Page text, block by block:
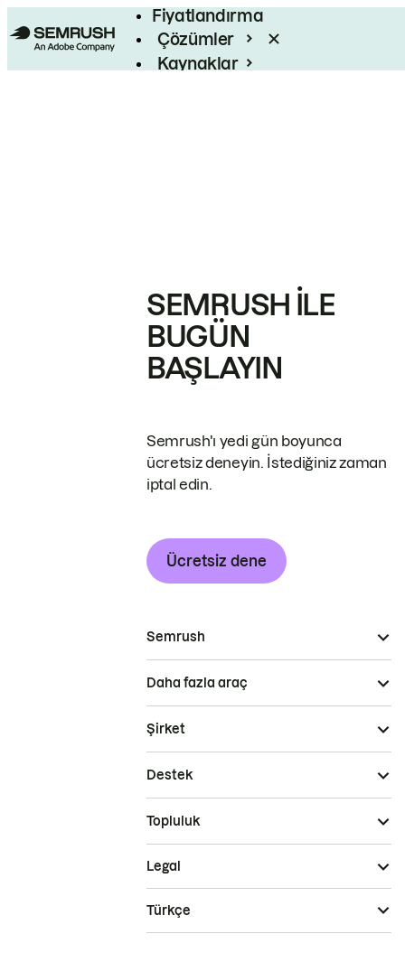
Fiyatlandırma
Çözümler
Kaynaklar
SEMRUSH ILE
BUGÜN
BAŞLAYIN
Semrush'ı yedi gün boyunca
ücretsiz deneyin. İstediğiniz zaman
iptal edin.
Ücretsiz dene
Semrush
Daha fazla araç
Şirket
Destek
Topluluk
Legal
Türkçe